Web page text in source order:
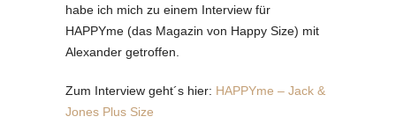
habe ich mich zu einem Interview für
HAPPYme (das Magazin von Happy Size) mit
Alexander getroffen.
Zum Interview geht´s hier: HAPPYme – Jack &
Jones Plus Size